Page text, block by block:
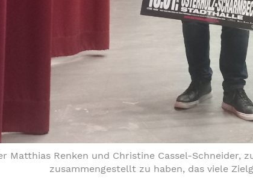
Matthias Renken und Christine Cassel-Schneider,
zusammengestellt zu haben, das viele